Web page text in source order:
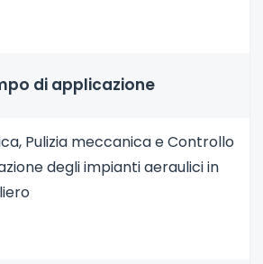
di applicazione
Pulizia meccanica e Controllo
degli impianti aeraulici in